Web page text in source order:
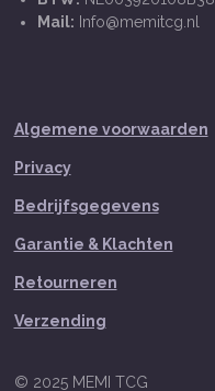
Mail: Info@memitcg.nl
Algemene voorwaarden
Privacy
Bedrijfsgegevens
Garantie & Klachten
Retourneren
Verzending
© 2025 MEMI TCG